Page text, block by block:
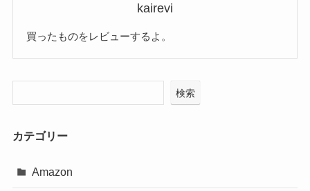
kairevi
買ったものをレビューするよ。
検索
カテゴリー
Amazon